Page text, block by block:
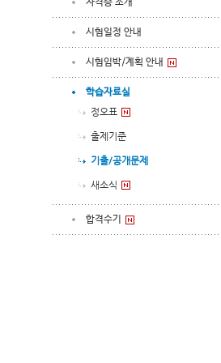
자격증 소개
시험일정 안내
시험임박/계획 안내
학습자료실
정오표
출제기준
기출/공개문제
새소식
합격수기